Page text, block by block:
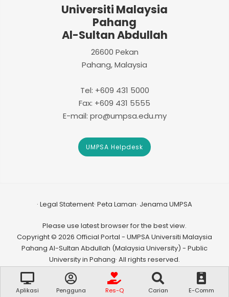
Universiti Malaysia
Pahang
Al-Sultan Abdullah
26600 Pekan
Pahang, Malaysia
Tel: +609 431 5000
Fax: +609 431 5555
E-mail: pro@umpsa.edu.my
UMPSA Helpdesk
Legal Statement Peta Laman Jenama UMPSA
Please use latest browser for the best view.
Copyright © 2026 Official Portal - UMPSA Universiti Malaysia
Pahang Al-Sultan Abdullah (Malaysia University) - Public
University in Pahang· All rights reserved.
Aplikasi Pengguna Res-Q Carian E-Comm